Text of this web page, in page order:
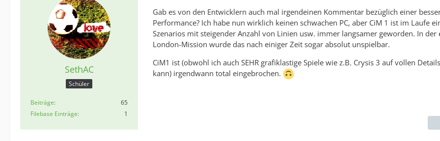
SethAC
Schüler
Beiträge
65
Filebase Einträge
1
Gab es von den Entwicklern auch mal irgendeinen Kommentar bezüglich einer
Performance? Ich habe nun wirklich keinen schwachen PC, aber CiM 1 ist im Laufe
Szenarios mit steigender Anzahl von Linien usw. immer langsamer geworden. In der
London-Mission wurde das nach einiger Zeit sogar absolut unspielbar.
CiM1 ist (obwohl ich auch SEHR grafiklastige Spiele wie z.B. Crysis 3 auf vollen
kann) irgendwann total eingebrochen.